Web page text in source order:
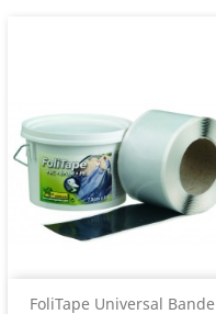
FoliTape Universal Bande